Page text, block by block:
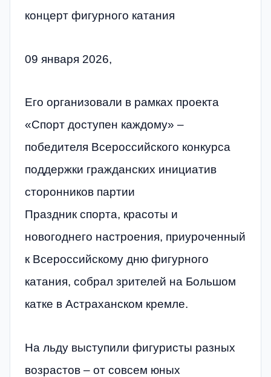
концерт фигурного катания
09 января 2026,
Его организовали в рамках проекта
«Спорт доступен каждому» –
победителя Всероссийского конкурса
поддержки гражданских инициатив
сторонников партии
Праздник спорта, красоты и
новогоднего настроения, приуроченный
к Всероссийскому дню фигурного
катания, собрал зрителей на Большом
катке в Астраханском кремле.
На льду выступили фигуристы разных
возрастов – от совсем юных